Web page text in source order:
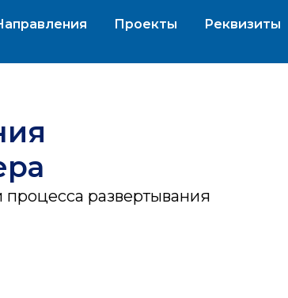
Проекты Реквизиты
развертывания